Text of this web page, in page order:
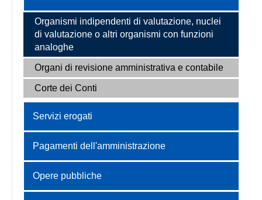
Organismi indipendenti di valutazione, nuclei
di valutazione o altri organismi con funzioni
analoghe
Organi di revisione amministrativa e contabile
Corte dei Conti
Servizi erogati
Pagamenti dell'amministrazione
Opere pubbliche